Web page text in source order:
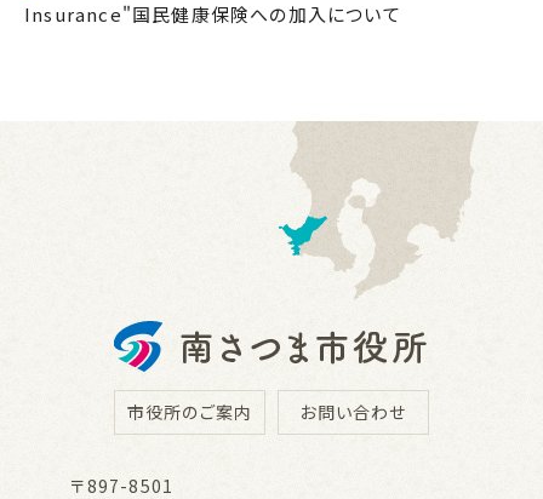
Insurance"国民健康保険への加入について
市役所のご案内 お問い合わせ
〒897-8501